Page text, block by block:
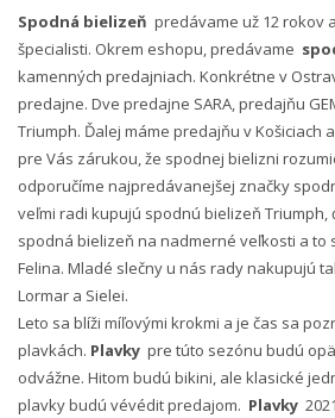
Spodná bielizeň predávame už 12 rokov
špecialisti. Okrem eshopu, predávame
kamenných predajniach. Konkrétne v
predajne. Dve predajne SARA, predajňu
Triumph. Ďalej máme predajňu v Košiciach
pre Vás zárukou, že spodnej bielizni
odporučíme najpredávanejšej značky
veľmi radi kupujú spodnú bielizeň Triumph,
spodná bielizeň na nadmerné veľkosti a to
Felina. Mladé slečny u nás rady nakupujú
Lormar a Sielei.
Leto sa blíži míľovými krokmi a je čas sa
plavkách. Plavky pre túto sezónu budú
odvážne. Hitom budú bikini, ale klasické
plavky budú vévédit predajom. Plavky